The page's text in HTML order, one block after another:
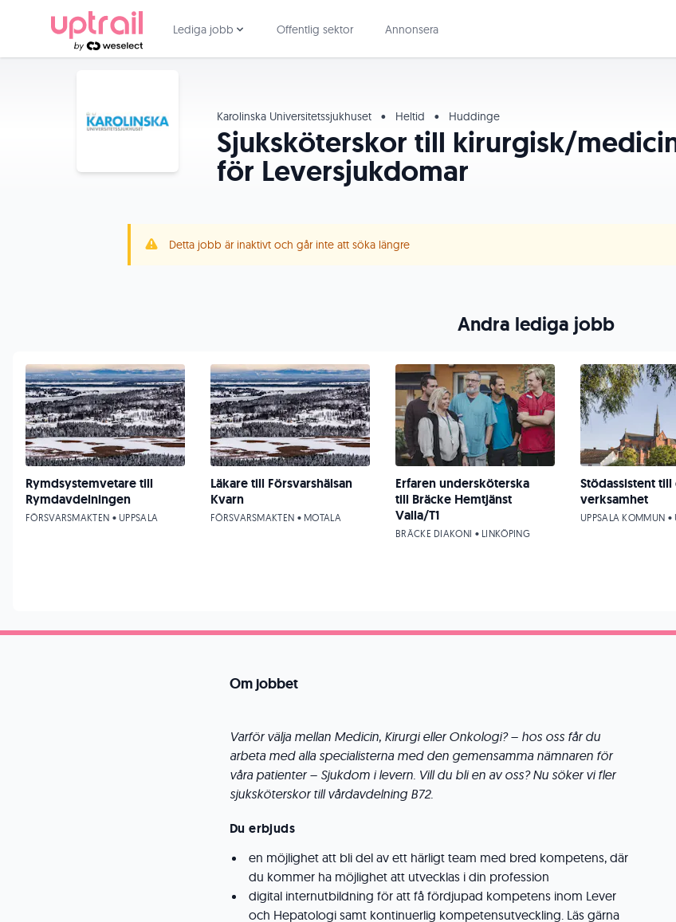
Lediga jobb Offentlig sektor Annonsera
Karolinska Universitetssjukhuset • Heltid • Huddinge
Sjuksköterskor till kirurgisk/
för Leversjukdomar
Detta jobb är inaktivt och går inte att söka längre
Om jobbet
Varför välja mellan Medicin, Kirurgi eller Onkologi? – hos oss får du
arbeta med alla specialisterna med den gemensamma nämnaren för
våra patienter – Sjukdom i levern. Vill du bli en av oss? Nu söker vi fler
sjuksköterskor till vårdavdelning B72.
Du erbjuds
en möjlighet att bli del av ett härligt team med bred kompetens, där
du kommer ha möjlighet att utvecklas i din profession
digital internutbildning för att få fördjupad kompetens inom Lever
och Hepatologi samt kontinuerlig kompetensutveckling. Läs gärna
Andra lediga jobb
Rymdsystemvetare till
Rymdavdelningen
FÖRSVARSMAKTEN • UPPSALA
Läkare till Försvarshälsan
Kvarn
FÖRSVARSMAKTEN • MOTALA
Erfaren undersköterska
till Bräcke Hemtjänst
Valla/T1
BRÄCKE DIAKONI • LINKÖPING
Stödassistent
verksamhet
UPPSALA KOMMUN •